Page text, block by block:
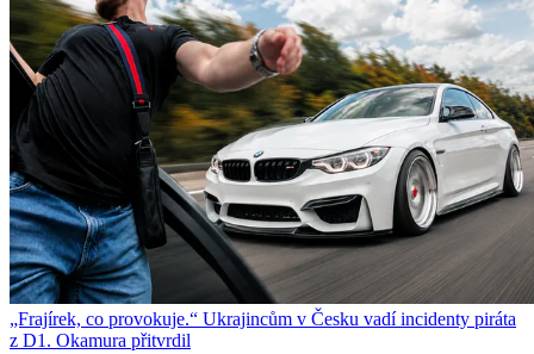
„Frajírek, co provokuje.“ Ukrajincům v Česku vadí incidenty piráta
z D1. Okamura přitvrdil